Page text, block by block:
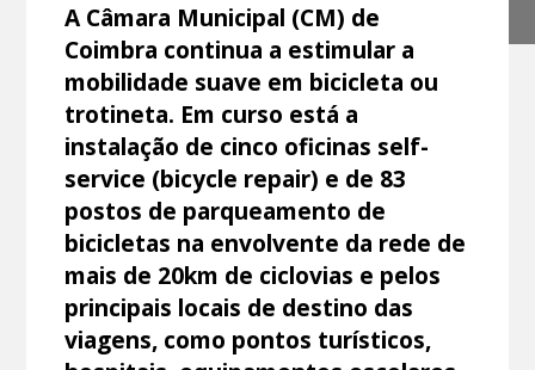
A Câmara Municipal (CM) de
Coimbra continua a estimular a
mobilidade suave em bicicleta ou
trotineta. Em curso está a
instalação de cinco oficinas self-
service (bicycle repair) e de 83
postos de parqueamento de
bicicletas na envolvente da rede de
mais de 20km de ciclovias e pelos
principais locais de destino das
viagens, como pontos turísticos,